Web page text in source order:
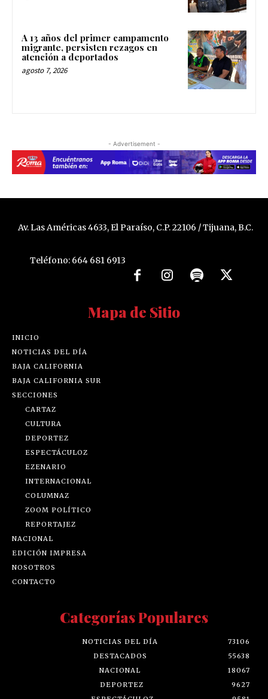
A 13 años del primer campamento
migrante, persisten rezagos en
atención a deportados
agosto 7, 2026
- Advertisement -
Av. Las Américas 4633, El Paraíso, C.P. 22106 / Tijuana, B.C.
Teléfono: 664 681 6913
Mapa de Sitio
INICIO
NOTICIAS DEL DÍA
BAJA CALIFORNIA
BAJA CALIFORNIA SUR
SECCIONES
CARTAZ
CULTURA
DEPORTEZ
ESPECTÁCULOZ
EZENARIO
INTERNACIONAL
COLUMNAZ
ZOOM POLÍTICO
REPORTAJEZ
NACIONAL
EDICIÓN IMPRESA
NOSOTROS
CONTACTO
Categorías Populares
NOTICIAS DEL DÍA
73106
DESTACADOS
55638
NACIONAL
18067
DEPORTEZ
9627